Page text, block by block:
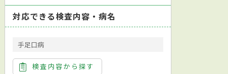
対応できる検査内容・病名
手足口病
検査内容から探す